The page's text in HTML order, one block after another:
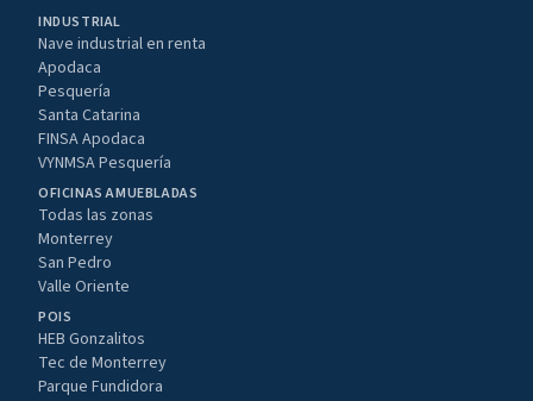
INDUSTRIAL
Nave industrial en renta
Apodaca
Pesquería
Santa Catarina
FINSA Apodaca
VYNMSA Pesquería
OFICINAS AMUEBLADAS
Todas las zonas
Monterrey
San Pedro
Valle Oriente
POIS
HEB Gonzalitos
Tec de Monterrey
Parque Fundidora